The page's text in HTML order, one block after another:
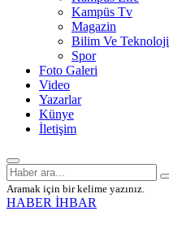
Kampüs Tv
Magazin
Bilim Ve Teknoloji
Spor
Foto Galeri
Video
Yazarlar
Künye
İletişim
Aramak için bir kelime yazınız.
HABER İHBAR